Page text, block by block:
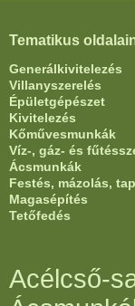
Tematikus
Generálkivitelezés
Villanyszerelés
Épületgépészet
Kivitelezés
Kőművesmunkák
Víz-, gáz- és
Ácsmunkák
Festés, mázolás,
Magasépítés
Tetőfedés
Acélcső-